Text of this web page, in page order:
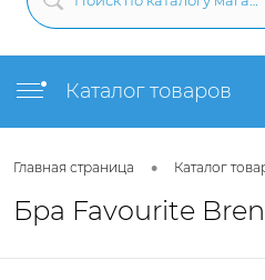
Каталог товаров
Главная страница • Каталог
Бра Favourite